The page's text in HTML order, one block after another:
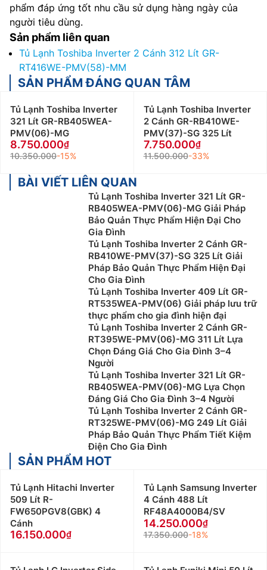
phẩm đáp ứng tốt nhu cầu sử dụng hàng ngày của
người tiêu dùng.
Sản phẩm liên quan
Tủ Lạnh Toshiba Inverter 2 Cánh 312 Lít GR-
RT416WE-PMV(58)-MM
SẢN PHẨM ĐÁNG QUAN TÂM
Tủ Lạnh Toshiba Inverter
321 Lít GR-RB405WEA-
PMV(06)-MG
8.750.000
10.350.000-15%
Tủ Lạnh Toshiba Inverter
2 Cánh GR-RB410WE-
PMV(37)-SG 325 Lít
7.750.000
11.500.000-33%
BÀI VIẾT LIÊN QUAN
Tủ Lạnh Toshiba Inverter 321 Lít GR-
RB405WEA-PMV(06)-MG Giải Pháp
Bảo Quản Thực Phẩm Hiện Đại Cho
Gia Đình
Tủ Lạnh Toshiba Inverter 2 Cánh GR-
RB410WE-PMV(37)-SG 325 Lít Giải
Pháp Bảo Quản Thực Phẩm Hiện Đại
Cho Gia Đình
Tủ Lạnh Toshiba Inverter 409 Lít GR-
RT535WEA-PMV(06) Giải pháp lưu trữ
thực phẩm cho gia đình hiện đại
Tủ Lạnh Toshiba Inverter 2 Cánh GR-
RT395WE-PMV(06)-MG 311 Lít Lựa
Chọn Đáng Giá Cho Gia Đình 3–4
Người
Tủ Lạnh Toshiba Inverter 321 Lít GR-
RB405WEA-PMV(06)-MG Lựa Chọn
Đáng Giá Cho Gia Đình 3–4 Người
Tủ Lạnh Toshiba Inverter 2 Cánh GR-
RT325WE-PMV(06)-MG 249 Lít Giải
Pháp Bảo Quản Thực Phẩm Tiết Kiệm
Điện Cho Gia Đình
SẢN PHẨM HOT
Tủ Lạnh Hitachi Inverter
509 Lít R-
FW650PGV8(GBK) 4
Cánh
16.150.000
Tủ Lạnh Samsung Inverter
4 Cánh 488 Lít
RF48A4000B4/SV
14.250.000
17.350.000-18%